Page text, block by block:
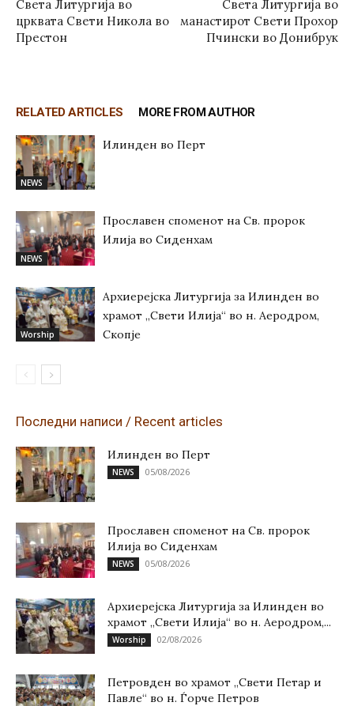
Света Литургија во
црквата Свети Никола во
Престон
Света Литургија во
манастирот Свети Прохор
Пчински во Донибрук
RELATED ARTICLES MORE FROM AUTHOR
NEWS
Илинден во Перт
NEWS
Прославен споменот на Св. пророк
Илија во Сиденхам
Worship
Архиерејска Литургија за Илинден во
храмот „Свети Илија“ во н. Аеродром,
Скопје
Последни написи / Recent articles
Илинден во Перт
NEWS 05/08/2026
Прославен споменот на Св. пророк
Илија во Сиденхам
NEWS 05/08/2026
Архиерејска Литургија за Илинден во
храмот „Свети Илија“ во н. Аеродром,...
Worship 02/08/2026
Петровден во храмот „Свети Петар и
Павле“ во н. Ѓорче Петров